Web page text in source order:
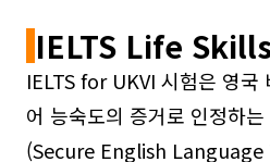
IELTS Life
IELTS for UKVI 시험은 영국
어 능숙도의 증거로 인정하
(Secure English Language